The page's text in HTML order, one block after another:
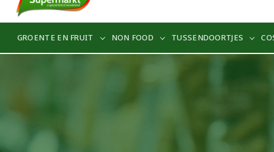
Supermarkt
Mittal
GROENTE EN FRUIT NON FOOD TUSSENDOORTJES